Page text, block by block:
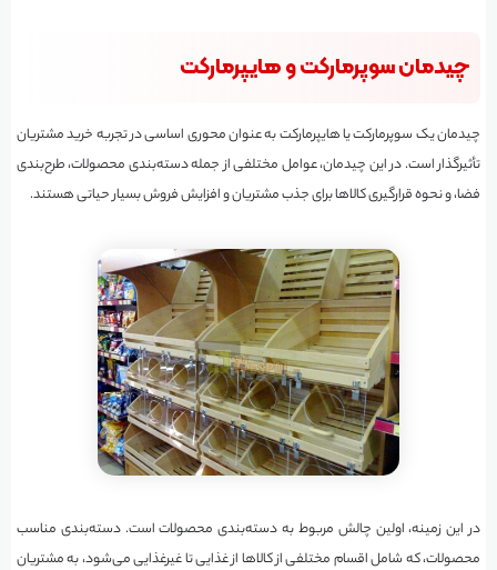
چیدمان سوپرمارکت و هایپرمارکت
چیدمان یک سوپرمارکت یا هایپرمارکت به عنوان محوری اساسی در تجربه خرید مشتریان
تأثیرگذار است. در این چیدمان، عوامل مختلفی از جمله دسته‌بندی محصولات، طرح‌بندی
فضا، و نحوه قرارگیری کالاها برای جذب مشتریان و افزایش فروش بسیار حیاتی هستند.
در این زمینه، اولین چالش مربوط به دسته‌بندی محصولات است. دسته‌بندی مناسب
محصولات، که شامل اقسام مختلفی از کالاها از غذایی تا غیرغذایی می‌شود، به مشتریان